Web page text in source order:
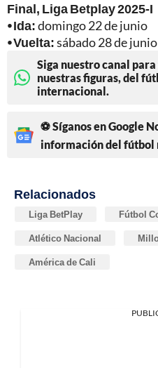
Final, Liga Betplay 2025-I
⦁ Ida:domingo 22 de junio
⦁ Vuelta:sábado 28 de junio
Siga nuestro canal
nuestras figuras, del
internacional.
⚽ Síganos en Google
información del fútbol
Relacionados
Liga BetPlay Fútbol
Atlético Nacional
América de Cali